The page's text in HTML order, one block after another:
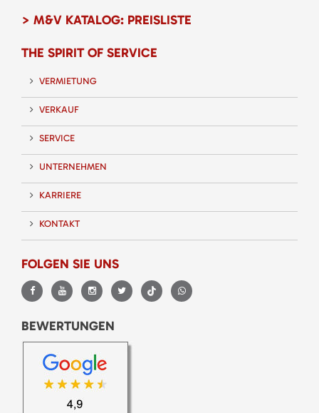
> M&V KATALOG: PREISLISTE
THE SPIRIT OF SERVICE
VERMIETUNG
VERKAUF
SERVICE
UNTERNEHMEN
KARRIERE
KONTAKT
FOLGEN SIE UNS
BEWERTUNGEN